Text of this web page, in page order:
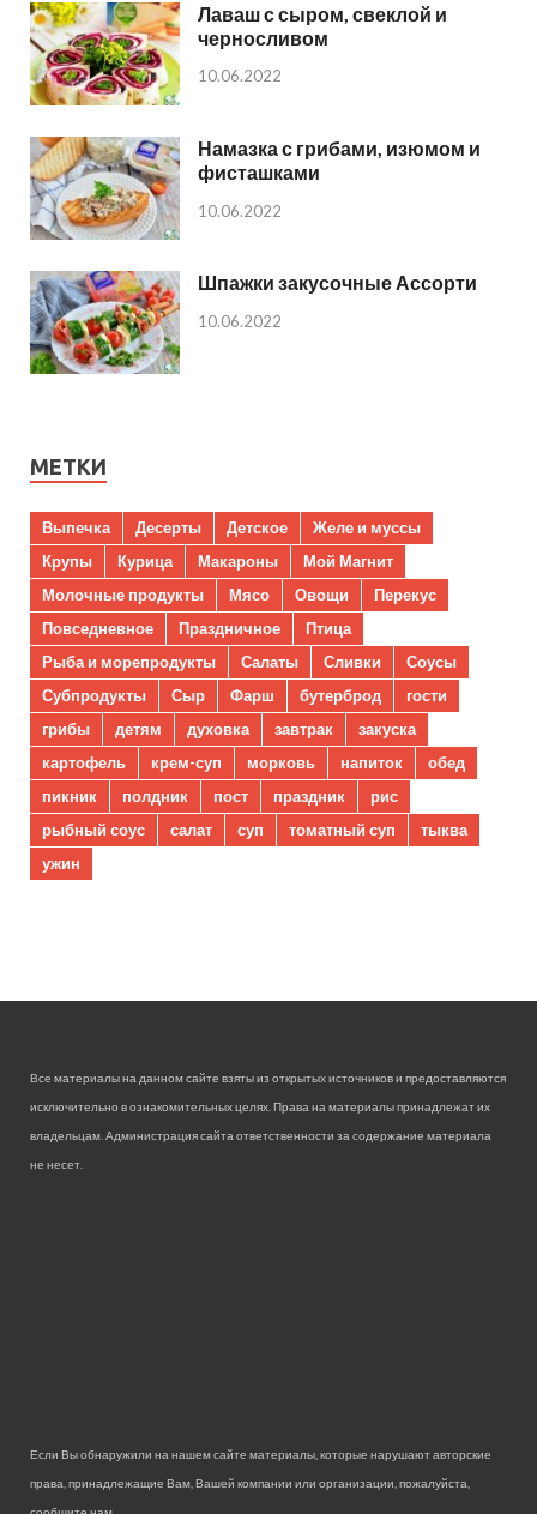
Лаваш с сыром, свеклой и
черносливом
10.06.2022
Намазка с грибами, изюмом и
фисташками
10.06.2022
Шпажки закусочные Ассорти
10.06.2022
МЕТКИ
Выпечка Десерты Детское
Желе и муссы
Крупы
Курица Макароны
Мой Магнит
Молочные продукты
Мясо Овощи
Перекус
Повседневное
Праздничное
Птица
Рыба и морепродукты
Салаты Сливки
Соусы
Субпродукты
Сыр Фарш бутерброд
гости
грибы
детям духовка завтрак
закуска
картофель
крем-суп морковь напиток
обед
пикник
полдник пост праздник
рис
рыбный соус
салат суп томатный суп
тыква
ужин
Все материалы на данном сайте взяты из открытых источников и предоставляются
исключительно в ознакомительных целях. Права на материалы принадлежат их
владельцам. Администрация сайта ответственности за содержание материала
не несет.
Если Вы обнаружили на нашем сайте материалы, которые нарушают авторские
права, принадлежащие Вам, Вашей компании или организации, пожалуйста,